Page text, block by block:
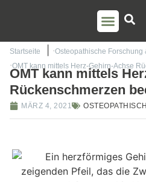
Startseite
Osteopathische Forschung
OMT kann mittels Herz-Gehirn-Achse
OMT kann mittels
Rückenschmerzen
MÄRZ 4, 2021